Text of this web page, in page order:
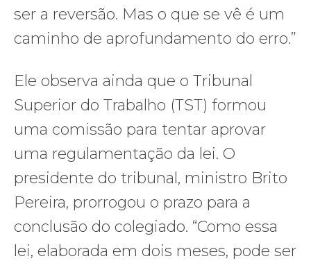
ser a reversão. Mas o que se vê é um
caminho de aprofundamento do erro.”
Ele observa ainda que o Tribunal
Superior do Trabalho (TST) formou
uma comissão para tentar aprovar
uma regulamentação da lei. O
presidente do tribunal, ministro Brito
Pereira, prorrogou o prazo para a
conclusão do colegiado. “Como essa
lei, elaborada em dois meses, pode ser